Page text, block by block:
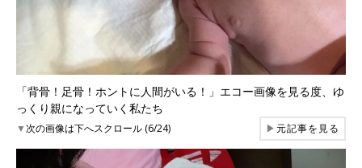
「背骨！足骨！ホントに人間がいる！」エコー画像を見る度、ゆ
っくり親になっていく私たち
▼次の画像は下へスクロール (6/24) ▶元記事を見る